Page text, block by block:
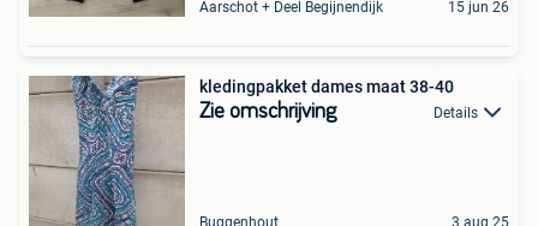
Aarschot + Deel Begijnendijk 15 jun 26
kledingpakket dames maat 38-40
Zie omschrijving Details
Buggenhout 3 aug 25